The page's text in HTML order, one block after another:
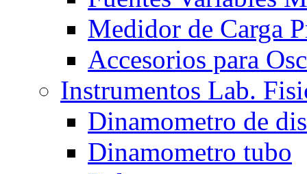
Medidor de Carga
Accesorios para
Instrumentos Lab.
Dinamometro de
Dinamometro tubo